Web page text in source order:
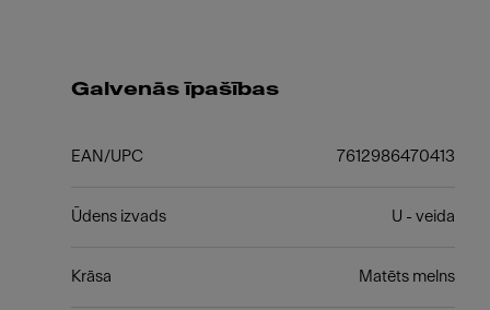
Galvenās īpašības
EAN/UPC 7612986470413
Ūdens izvads U - veida
Krāsa Matēts melns